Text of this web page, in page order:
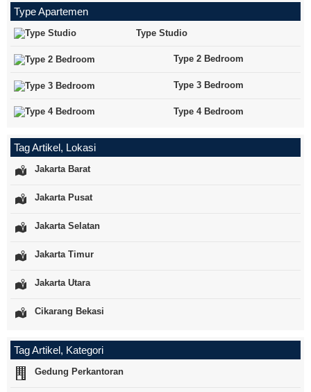
Type Apartemen
Type Studio
Type 2 Bedroom
Type 3 Bedroom
Type 4 Bedroom
Tag Artikel, Lokasi
Jakarta Barat
Jakarta Pusat
Jakarta Selatan
Jakarta Timur
Jakarta Utara
Cikarang Bekasi
Tag Artikel, Kategori
Gedung Perkantoran